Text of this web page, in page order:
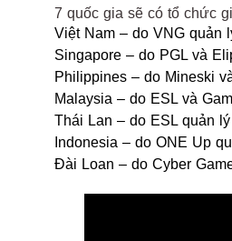
7 quốc gia sẽ có tổ chức
Việt Nam – do VNG quản
Singapore – do PGL và
Philippines – do Mineski
Malaysia – do ESL và
Thái Lan – do ESL quản
Indonesia – do ONE Up
Đài Loan – do Cyber